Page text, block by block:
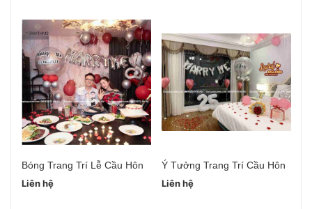
Bóng Trang Trí Lễ Cầu Hôn
Liên hệ
Ý Tưởng Trang Trí Cầu Hôn
Liên hệ